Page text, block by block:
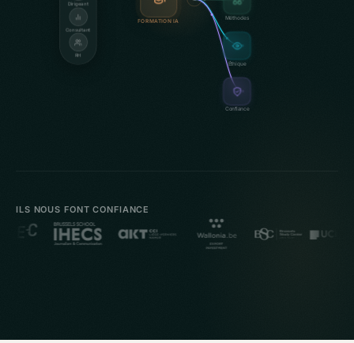
Dirigeant
Consultant
RH
FORMATION IA
Méthodes
Éthique
Confiance
ILS NOUS FONT CONFIANCE